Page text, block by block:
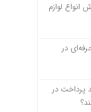
لوازم
در
پرداخت در